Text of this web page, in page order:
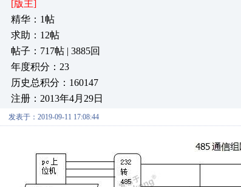
[版主]
精华：1帖
求助：12帖
帖子：717帖 | 3885回
年度积分：23
历史总积分：160147
注册：2013年4月29日
发表于：2019-09-11 17:08:44